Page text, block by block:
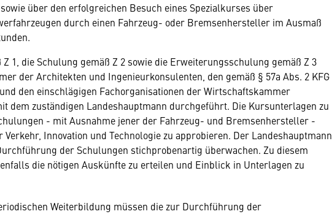
über den erfolgreichen Besuch eines Spezialkurses über
durch einen Fahrzeug- oder Bremsenhersteller im Ausmaß
1, die Schulung gemäß Z 2 sowie die Erweiterungsschulung gemäß Z 3
der Architekten und Ingenieurkonsulenten, den gemäß § 57a Abs. 2 KFG
den einschlägigen Fachorganisationen der Wirtschaftskammer
dem zuständigen Landeshauptmann durchgeführt. Die Kursunterlagen zu
- mit Ausnahme jener der Fahrzeug- und Bremsenhersteller -
Innovation und Technologie zu approbieren. Der Landeshauptmann
der Schulungen stichprobenartig überwachen. Zu diesem
die nötigen Auskünfte zu erteilen und Einblick in Unterlagen zu
Weiterbildung müssen die zur Durchführung der